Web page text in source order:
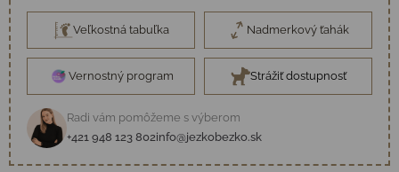
Veľkostná tabuľka Nadmerkový ťahák
Vernostný program Strážiť dostupnosť
Radi vám pomôžeme s výberom
+421 948 123 802info@jezkobezko.sk